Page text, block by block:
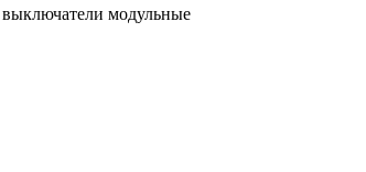
модульные